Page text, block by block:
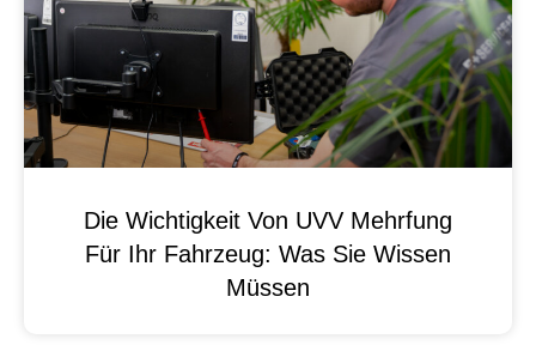
Die Wichtigkeit Von UVV Mehrfung
Für Ihr Fahrzeug: Was Sie Wissen
Müssen